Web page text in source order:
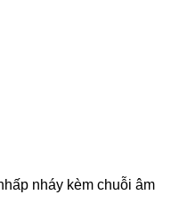
nháy kèm chuỗi âm